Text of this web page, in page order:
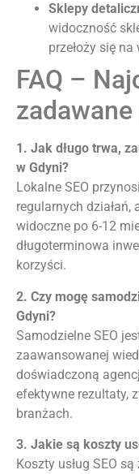
Sklepy
widoczność
przełoży się
FAQ –
1. Jak długo trwa,
w Gdyni?
Lokalne SEO
regularnych działań,
widoczne po 6-12
długoterminowa
korzyści.
2. Czy mogę
Gdyni?
Samodzielne SEO
zaawansowanej
doświadczoną
efektywne rezultaty,
branżach.
3. Jakie są koszty
Koszty usług SEO